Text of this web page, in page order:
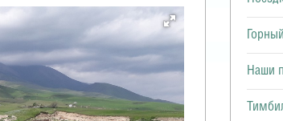
Наши